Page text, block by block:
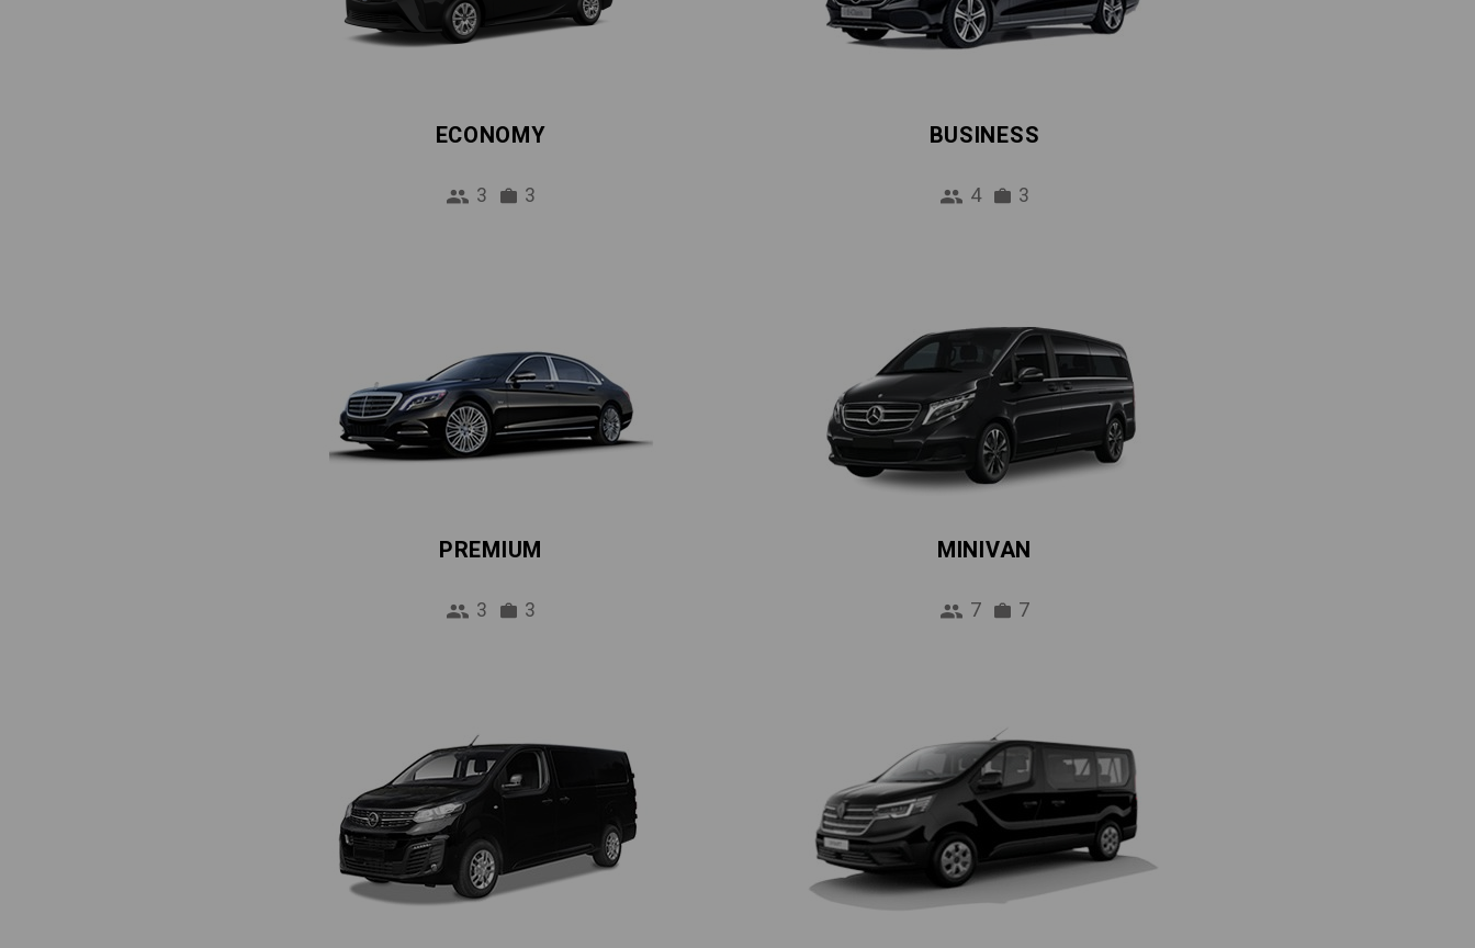
ECONOMY
3 3
BUSINESS
4 3
PREMIUM
3 3
MINIVAN
7 7